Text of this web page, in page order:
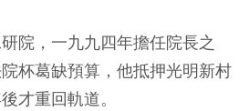
院，一九九四年擔任院長之
杯葛缺預算，他抵押光明新村
才重回軌道。